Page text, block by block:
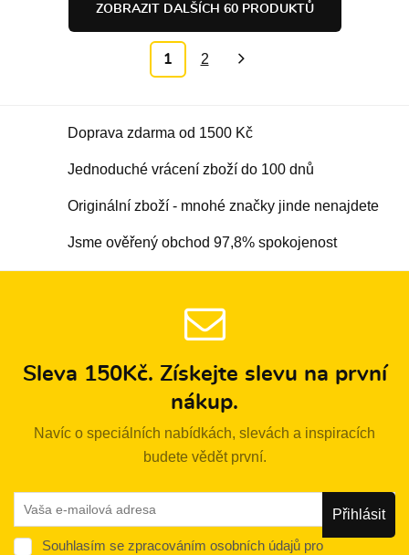
ZOBRAZIT DALŠÍCH 60 PRODUKTŮ
1 2 »
Doprava zdarma od 1500 Kč
Jednoduché vrácení zboží do 100 dnů
Originální zboží - mnohé značky jinde nenajdete
Jsme ověřený obchod 97,8% spokojenost
Sleva 150Kč. Získejte slevu na první
nákup.
Navíc o speciálních nabídkách, slevách a inspiracích
budete vědět první.
Souhlasím se zpracováním osobních údajů pro